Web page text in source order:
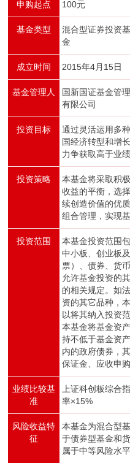
申购起点 100元
基金类型
混合型证券投资基
金
成立时间 2015年4月15日
基金管理人
国新国证基金管理
有限公司
投资目标
通过灵活运用多
国经济转型和增
力争获取高于业
投资策略
本基金将采取积
收益的平衡，选
续创造价值的优
组合管理，实现
投资范围
本基金投资范围
中小板、创业板
票）、债券、货
允许基金投资的
的相关规定。如
资的其它品种，
以将其纳入投资范
本基金将基金资
持不低于基金资
内的政府债券，
保证金、应收申购
业绩比较基
准
上证科创板综合
率×15%
风险收益特
征
本基金为混合型
于债券型基金和
属于中等风险水